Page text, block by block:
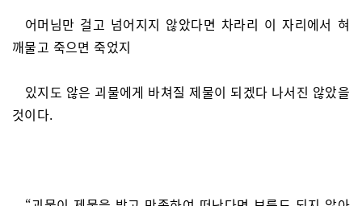
어머님만 걸고 넘어지지 않았다면 차라리 이 자리에서 혀
깨물고 죽으면 죽었지
있지도 않은 괴물에게 바쳐질 제물이 되겠다 나서진 않았을
것이다.